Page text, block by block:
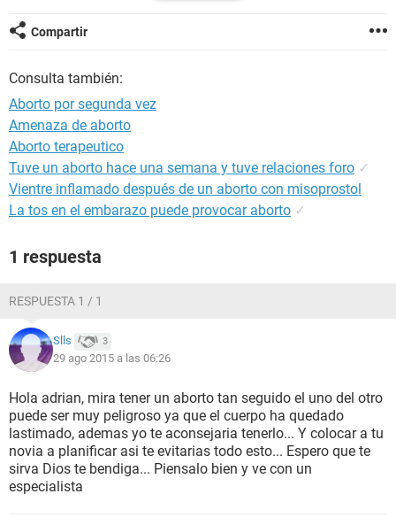
Compartir
Consulta también:
Aborto por segunda vez
Amenaza de aborto
Aborto terapeutico
Tuve un aborto hace una semana y tuve relaciones foro ✓
Vientre inflamado después de un aborto con misoprostol
La tos en el embarazo puede provocar aborto ✓
1 respuesta
RESPUESTA 1 / 1
Slls 3
29 ago 2015 a las 06:26
Hola adrian, mira tener un aborto tan seguido el uno del otro
puede ser muy peligroso ya que el cuerpo ha quedado
lastimado, ademas yo te aconsejaria tenerlo... Y colocar a tu
novia a planificar asi te evitarias todo esto... Espero que te
sirva Dios te bendiga... Piensalo bien y ve con un
especialista